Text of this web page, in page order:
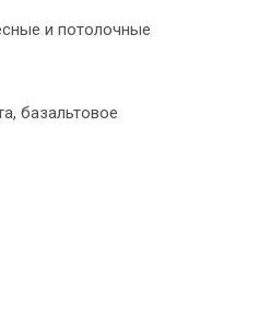
и потолочные
базальтовое